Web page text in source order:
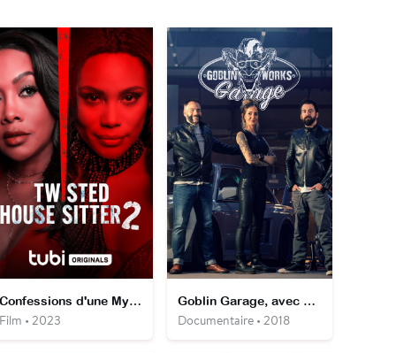
Confessions d'une Mythomane 2
• 2023
Goblin Garage, avec Jimmy de Ville
Documentaire • 2018